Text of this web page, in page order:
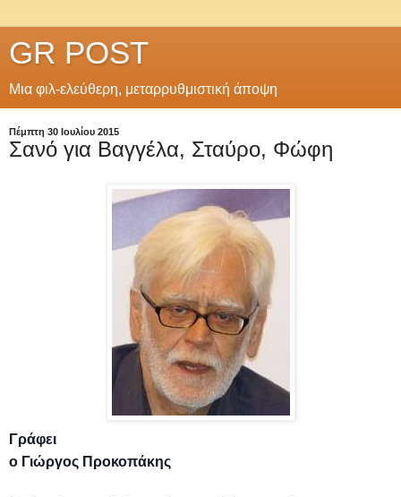
GR POST
Μια φιλ-ελεύθερη, μεταρρυθμιστική άποψη
Πέμπτη 30 Ιουλίου 2015
Σανό για Βαγγέλα, Σταύρο, Φώφη
Γράφει
ο Γιώργος Προκοπάκης